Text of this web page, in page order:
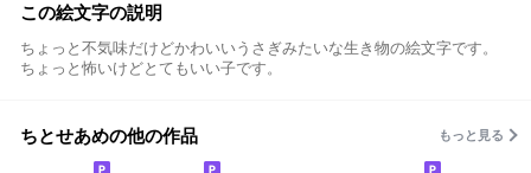
この絵文字の説明
ちょっと不気味だけどかわいいうさぎみたいな生き物の絵文字です。
ちょっと怖いけどとてもいい子です。
ちとせあめの他の作品 もっと見る